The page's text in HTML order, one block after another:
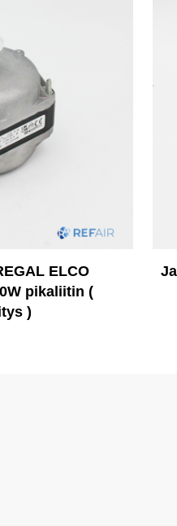
ELCO
pikaliitin (
)